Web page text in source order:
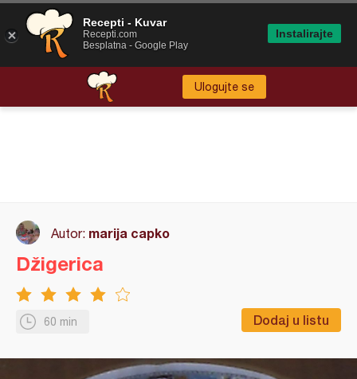
Ulogujte se
Autor: marija capko
60 min Dodaj u listu
Džigerica
Recepti - Kuvar
Recepti.com
Besplatna - Google Play
Instalirajte